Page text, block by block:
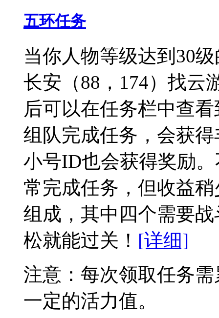
五环任务
当你人物等级达到30
长安（88，174）找云
后可以在任务栏中查
组队完成任务，会获
小号ID也会获得奖励
常完成任务，但收益
组成，其中四个需要
松就能过关！ [详细]
注意：每次领取任务
一定的活力值。